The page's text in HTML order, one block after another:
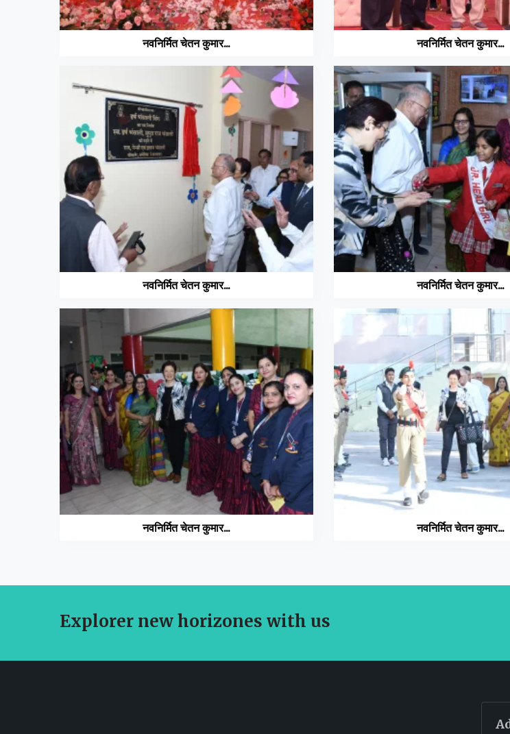
नवनिर्मित चेतन कुमार... नवनिर्मित चेतन कुमार...
नवनिर्मित चेतन कुमार... नवनिर्मित चेतन कुमार...
नवनिर्मित चेतन कुमार... नवनिर्मित चेतन कुमार...
Explorer new horizones with us